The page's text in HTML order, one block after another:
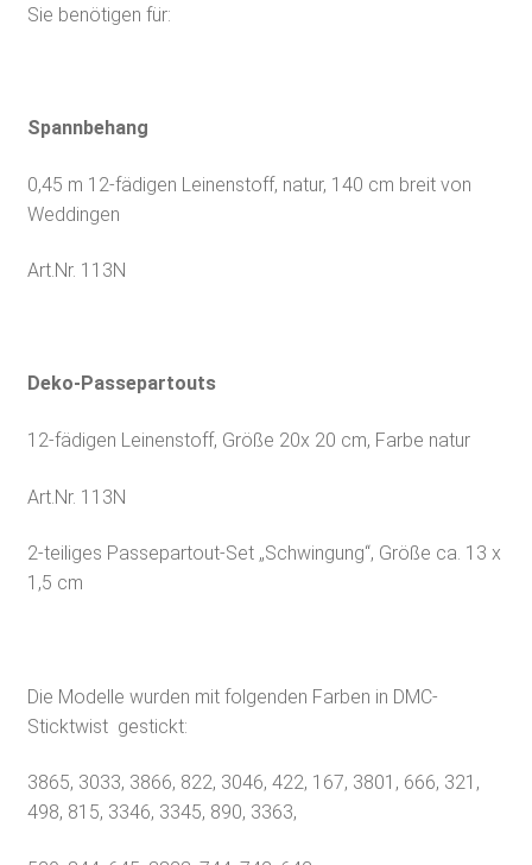
Sie benötigen für:
Spannbehang
0,45 m 12-fädigen Leinenstoff, natur, 140 cm breit von
Weddingen
Art.Nr. 113N
Deko-Passepartouts
12-fädigen Leinenstoff, Größe 20x 20 cm, Farbe natur
Art.Nr. 113N
2-teiliges Passepartout-Set „Schwingung“, Größe ca. 13 x
1,5 cm
Die Modelle wurden mit folgenden Farben in DMC-
Sticktwist gestickt:
3865, 3033, 3866, 822, 3046, 422, 167, 3801, 666, 321,
498, 815, 3346, 3345, 890, 3363,